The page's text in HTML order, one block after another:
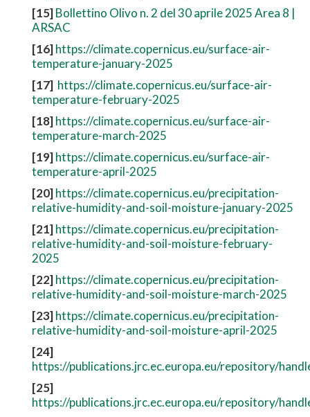
[15]Bollettino Olivo n. 2 del 30 aprile 2025 Area 8 |
ARSAC
[16]https://climate.copernicus.eu/surface-air-
temperature-january-2025
[17] https://climate.copernicus.eu/surface-air-
temperature-february-2025
[18]https://climate.copernicus.eu/surface-air-
temperature-march-2025
[19]https://climate.copernicus.eu/surface-air-
temperature-april-2025
[20]https://climate.copernicus.eu/precipitation-
relative-humidity-and-soil-moisture-january-2025
[21]https://climate.copernicus.eu/precipitation-
relative-humidity-and-soil-moisture-february-
2025
[22]https://climate.copernicus.eu/precipitation-
relative-humidity-and-soil-moisture-march-2025
[23]https://climate.copernicus.eu/precipitation-
relative-humidity-and-soil-moisture-april-2025
[24]
https://publications.jrc.ec.europa.eu/repository/
[25]
https://publications.jrc.ec.europa.eu/repository/